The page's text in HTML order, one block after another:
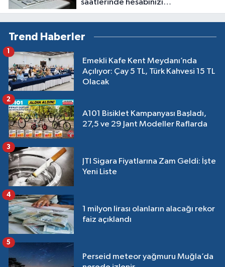
saatlerinde hesabınızı
boşaltabilirler
Trend Haberler
Emekli Kafe Kent Meydanı’nda
Açılıyor: Çay 5 TL, Türk Kahvesi 15 TL
Olacak
A101 Bisiklet Kampanyası Başladı,
27,5 ve 29 Jant Modeller Raflarda
2
JTI Sigara Fiyatlarına Zam Geldi: İşte
Yeni Liste
3
1 milyon lirası olanların alacağı rekor
faiz açıklandı
4
Perseid meteor yağmuru Muğla’da
5